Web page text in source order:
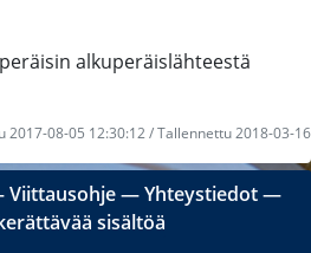
alkuperäislähteestä
2017-08-05 12:30:12 / Tallennettu 2018-03-16
Viittausohje―Yhteystiedot―
sisältöä